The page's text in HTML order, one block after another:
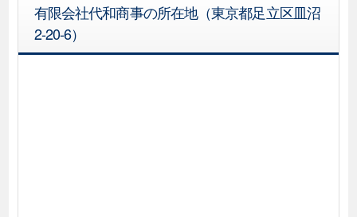
有限会社代和商事の所在地（東京都足立区皿沼
2-20-6）